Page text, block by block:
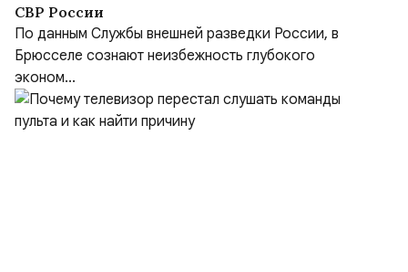
СВР России
По данным Службы внешней разведки России, в
Брюсселе сознают неизбежность глубокого
эконом...